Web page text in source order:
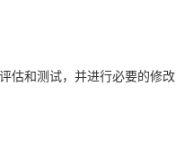
估和测试，并进行必要的修改